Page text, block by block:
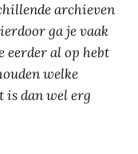
archieven
ga je vaak
eerder al op hebt
welke
is dan wel erg